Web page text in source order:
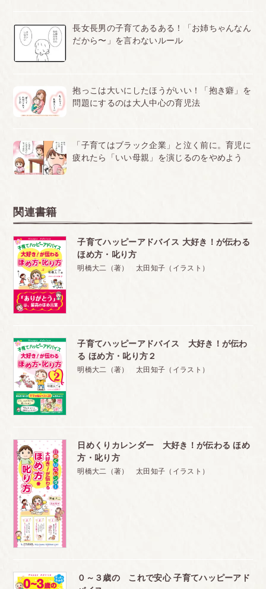
孫のために参考になります-大好き！が伝わる ほめ方・叱
り方３ 小学生編
５歳児（男の子）の内孫がいる祖母です。 毎日ひとつ年下のいとこ
（女の子）と、幼稚園から帰ってから夜８時過ぎまで遊んでいるの
・母子分離不安 ・おねしょ（夜尿）
２ 文句や口答えが増える中間反抗期
・口答えは、考える力がついた証拠
・どうして「相手のせいにする子」になるの？
自立を促す、ちょっと意外なサポート法
・ほめることが難しくなってくる理由
～長所をほめて、がんばりを認めましょう
・授業参観
子どもにとっては「特別な１日」
・個人懇談（家庭訪問）
先生の評価は、気にしすぎなくていいのです
５ 「勉強って楽しい！」と思える子に育つ、
とっておきの方法を教えます
・勉強が好きになる３つのポイント
①子どもの気持ちになって、勉強部屋を考えてみる
②つまずいているなと思ったら、そっとサポートして
③勉強の枠を広げ、子どもの好きなこと、興味につき
あう
６ 習い事は、がんばったという自信が、将来の力に
～結果よりも、努力をほめる
・低学年までは、親と接する時間を優先しましょう
・ほかの子より上手にならないと意味がない？
７ 体も心も育む「食育」
長女長男の子育てあるある！「お姉ちゃんなん
だから〜」を言わないルール
抱っこは大いにしたほうがいい！「抱き癖」を
問題にするのは大人中心の育児法
「子育てはブラック企業」と泣く前に。育児に
疲れたら「いい母親」を演じるのをやめよう
関連書籍
子育てハッピーアドバイス 大好き！が伝わる
ほめ方・叱り方
明橋大二（著） 太田知子（イラスト）
子育てハッピーアドバイス 大好き！が伝わ
る ほめ方・叱り方２
明橋大二（著） 太田知子（イラスト）
日めくりカレンダー 大好き！が伝わる ほめ
方・叱り方
明橋大二（著） 太田知子（イラスト）
０～３歳の これで安心 子育てハッピーアド